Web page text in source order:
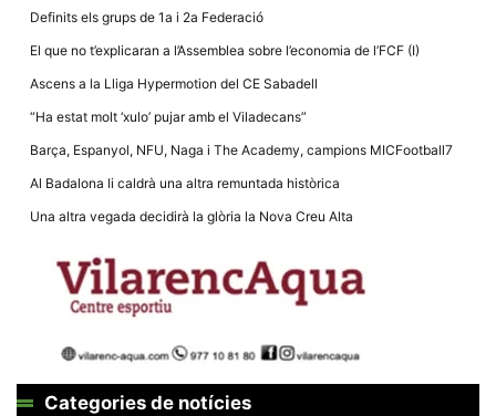
Definits els grups de 1a i 2a Federació
El que no t’explicaran a l’Assemblea sobre l’economia de l’FCF (I)
Ascens a la Lliga Hypermotion del CE Sabadell
“Ha estat molt ‘xulo’ pujar amb el Viladecans”
Barça, Espanyol, NFU, Naga i The Academy, campions MICFootball7
Al Badalona li caldrà una altra remuntada històrica
Una altra vegada decidirà la glòria la Nova Creu Alta
Categories de notícies
lloc funcioni tan
possible. Si
aquestes
algunes
desapareixeran
Màrqueting
En compartir
els teus
mentre
navegues pel
nostre lloc